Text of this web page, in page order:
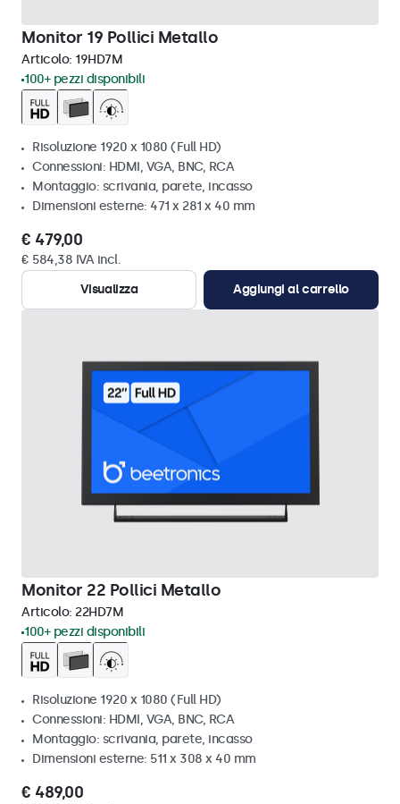
Monitor 19 Pollici Metallo
Articolo: 19HD7M
100+ pezzi disponibili
Risoluzione 1920 x 1080 (Full HD)
Connessioni: HDMI, VGA, BNC, RCA
Montaggio: scrivania, parete, incasso
Dimensioni esterne: 471 x 281 x 40 mm
€ 479,00
€ 584,38 IVA incl.
Visualizza
Aggiungi al carrello
Monitor 22 Pollici Metallo
Articolo: 22HD7M
100+ pezzi disponibili
Risoluzione 1920 x 1080 (Full HD)
Connessioni: HDMI, VGA, BNC, RCA
Montaggio: scrivania, parete, incasso
Dimensioni esterne: 511 x 308 x 40 mm
€ 489,00